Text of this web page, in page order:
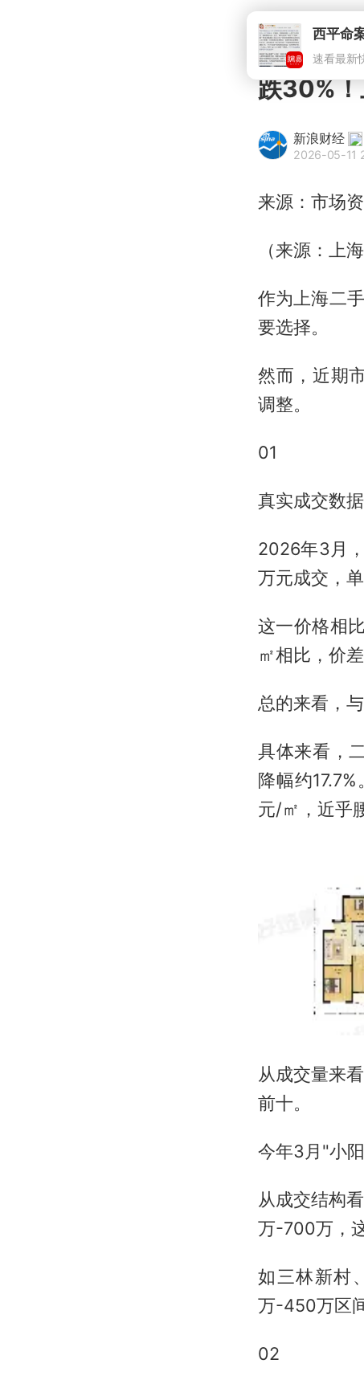
西平命
速看最新
跌30%！
新浪财经
2026-05-11
来源：市场
（来源：上
作为上海二
要选择。
然而，近期
调整。
01
真实成交数据
2026年3月
万元成交，
这一价格相
㎡相比，价
总的来看，
具体来看，
降幅约
元/㎡，近乎
从成交量来
前十。
今年3月"小
从成交结构
万-700万，
如三林新村
万-450万区
02